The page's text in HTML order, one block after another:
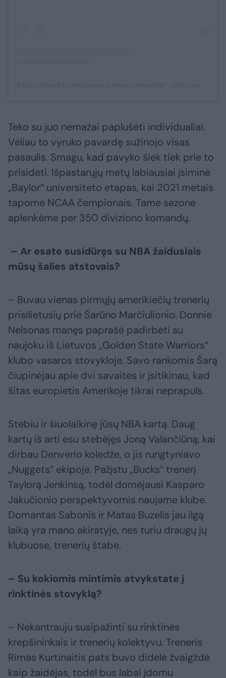
Teko su juo nemažai paplušėti individualiai.
Vėliau to vyruko pavardę sužinojo visas
pasaulis. Smagu, kad pavyko šiek tiek prie to
prisidėti. Išpastarųjų metų labiausiai įsiminė
„Baylor“ universiteto etapas, kai 2021 metais
tapome NCAA čempionais. Tame sezone
aplenkėme per 350 diviziono komandų.
– Ar esate susidūręs su NBA žaidusiais
mūsų šalies atstovais?
– Buvau vienas pirmųjų amerikiečių trenerių
prisilietusių prie Šarūno Marčiulionio. Donnie
Nelsonas manęs paprašė padirbėti su
naujoku iš Lietuvos „Golden State Warriors“
klubo vasaros stovykloje. Savo rankomis Šarą
čiupinėjau apie dvi savaites ir įsitikinau, kad
šitas europietis Amerikoje tikrai neprapuls.
Stebiu ir šiuolaikinę jūsų NBA kartą. Daug
kartų iš arti esu stebėjęs Joną Valančiūną, kai
dirbau Denverio koledže, o jis rungtyniavo
„Nuggets“ ekipoje. Pažįstu „Bucks“ trenerį
Taylorą Jenkinsą, todėl domėjausi Kasparo
Jakučionio perspektyvomis naujame klube.
Domantas Sabonis ir Matas Buzelis jau ilgą
laiką yra mano akiratyje, nes turiu draugų jų
klubuose, trenerių štabe.
– Su kokiomis mintimis atvykstate į
rinktinės stovyklą?
– Nekantrauju susipažinti su rinktinės
krepšininkais ir trenerių kolektyvu. Treneris
Rimas Kurtinaitis pats buvo didelė žvaigždė
kaip žaidėjas, todėl bus labai įdomu